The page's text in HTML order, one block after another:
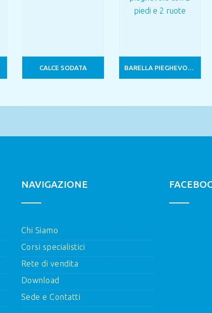
CALCE SODATA BARELLA PIEGHEVOLE CON 2 PIEDI E 2 RUOTE
NAVIGAZIONE
Chi Siamo
Corsi specialistici
Rete di vendita
Download
Sede e Contatti